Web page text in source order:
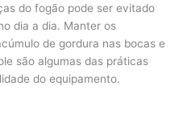
do fogão pode ser evitado
dia a dia. Manter os
de gordura nas bocas e
são algumas das práticas
do equipamento.